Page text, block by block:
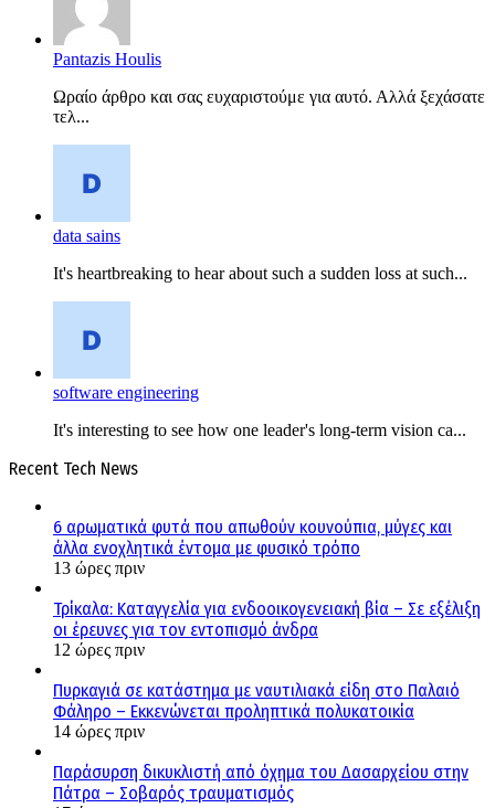
Pantazis Houlis
Ωραίο άρθρο και σας ευχαριστούμε για αυτό. Αλλά ξεχάσατε
τελ...
data sains
It's heartbreaking to hear about such a sudden loss at such...
software engineering
It's interesting to see how one leader's long-term vision ca...
Recent Tech News
6 αρωματικά φυτά που απωθούν κουνούπια, μύγες και
άλλα ενοχλητικά έντομα με φυσικό τρόπο
13 ώρες πριν
Τρίκαλα: Καταγγελία για ενδοοικογενειακή βία – Σε εξέλιξη
οι έρευνες για τον εντοπισμό άνδρα
12 ώρες πριν
Πυρκαγιά σε κατάστημα με ναυτιλιακά είδη στο Παλαιό
Φάληρο – Εκκενώνεται προληπτικά πολυκατοικία
14 ώρες πριν
Παράσυρση δικυκλιστή από όχημα του Δασαρχείου στην
Πάτρα – Σοβαρός τραυματισμός